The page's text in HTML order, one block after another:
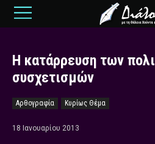
Η κατάρρευση των
συσχετισμών
Αρθογραφία Κυρίως Θέμα
18 Ιανουαρίου 2013